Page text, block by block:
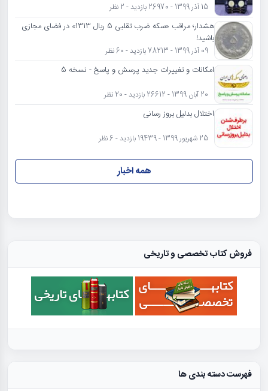
15 آذر 1399 - 26970 بازدید - 2 نظر
هشدار؛ مراقب «سکه ضرب تقلبی 5 ریال 1313» در فضای مجازی
باشید!
09 آذر 1399 - 78213 بازدید - 60 نظر
امکانات و تغییرات جدید پرسش و پاسخ - نسخه 5
20 آبان 1399 - 26612 بازدید - 20 نظر
اختلال بدلیل بروز رسانی
25 شهریور 1399 - 19439 بازدید - 6 نظر
همه اخبار
فروش کتاب تخصصی و تاریخی
فهرست دسته بندی ها